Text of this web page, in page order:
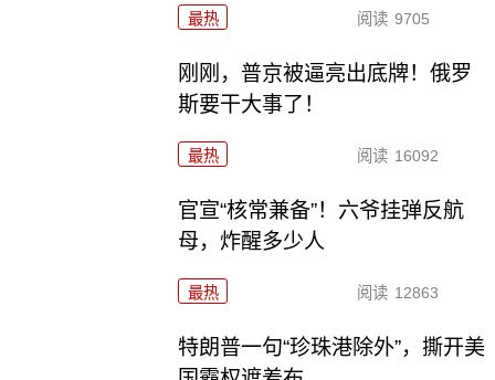
最热 阅读 9705
刚刚，普京被逼亮出底牌！俄罗
斯要干大事了！
最热 阅读 16092
官宣“核常兼备”！六爷挂弹反航
母，炸醒多少人
最热 阅读 12863
特朗普一句“珍珠港除外”，撕开美